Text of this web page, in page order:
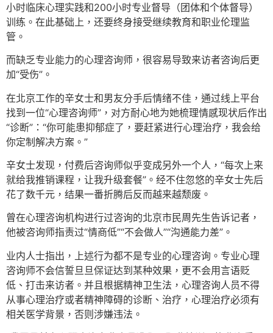
小时临床心理实践和200小时专业督导（团体和个体督导）
训练。在此基础上，还要终身接受继续教育和职业伦理监
管。
而缺乏专业能力的心理咨询师，很容易导致来访者咨询后更
加“受伤”。
在北京工作的辛女士和男友分手后情绪不佳，通过线上平台
找到一位“心理咨询师”，对方耐心地为她梳理情感现状后作出
“诊断”：“你可能患抑郁症了，要赶紧进行心理治疗，我会给
你定制解决方案。”
辛女士发现，付费后咨询师似乎变成另外一个人，“每次上来
就给我推销课程，让我升级套餐”。经不住忽悠的辛女士先后
花了数千元，结果一番折腾后反而越来越颓废。
曾在心理咨询机构进行过咨询的北京市民周先生告诉记者，
他被咨询师指责过“情商低”“不会做人”“沟通能力差”。
业内人士指出，上述行为都不是专业的心理咨询。专业心理
咨询师不会信誓旦旦保证达到某种效果，更不会用言语贬
低、打击来访者。并且根据精神卫生法，心理咨询人员不得
从事心理治疗或者精神障碍的诊断、治疗，心理治疗必须有
相关医学背景，否则涉嫌违法。